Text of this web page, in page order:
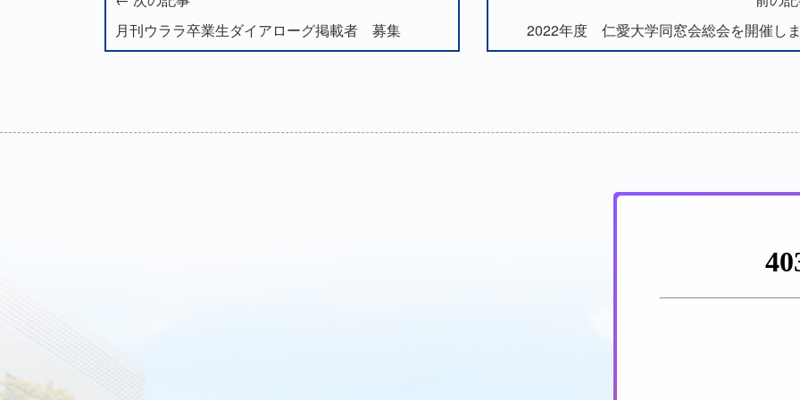
月刊ウララ卒業生ダイアローグ掲載者 募集
2022年度 仁愛大学同窓会総会を開催し